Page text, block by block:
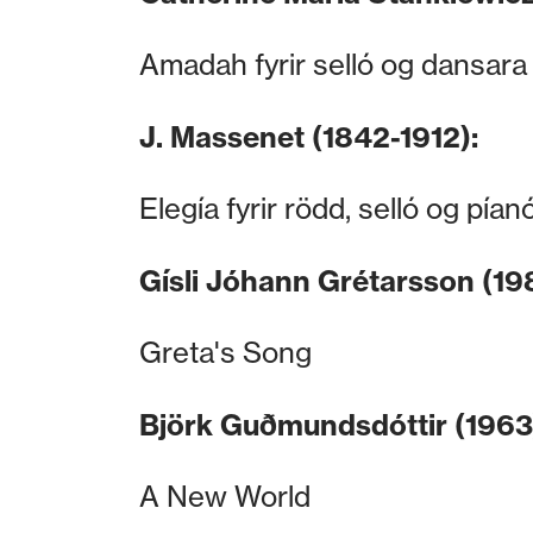
Amadah fyrir selló og dansara
J. Massenet (1842-1912):
Elegía fyrir rödd, selló og
Gísli Jóhann Grétarsson
Greta's Song
Björk Guðmundsdóttir
A New World